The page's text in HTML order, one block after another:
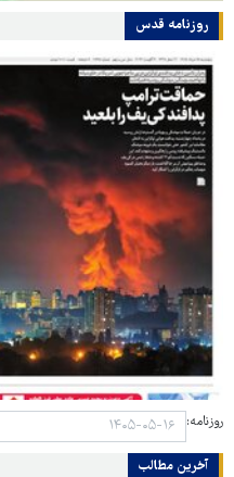
روزنامه قدس
روزنامه:
آخرین مطالب